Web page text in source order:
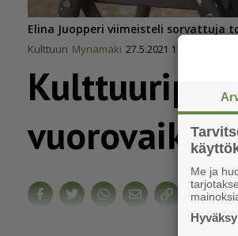
Elina Juopperi viimeisteli sorvattuja
Kulttuuri Mynämäki 27.5.2021 17.39
Me ja